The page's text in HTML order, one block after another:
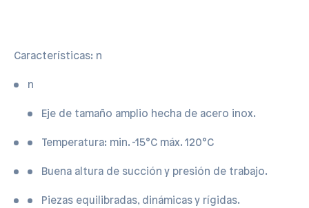
Características: n
n
Eje de tamaño amplio hecha de acero inox.
Temperatura: min. -15°C máx. 120°C
Buena altura de succión y presión de trabajo.
Piezas equilibradas, dinámicas y rígidas.